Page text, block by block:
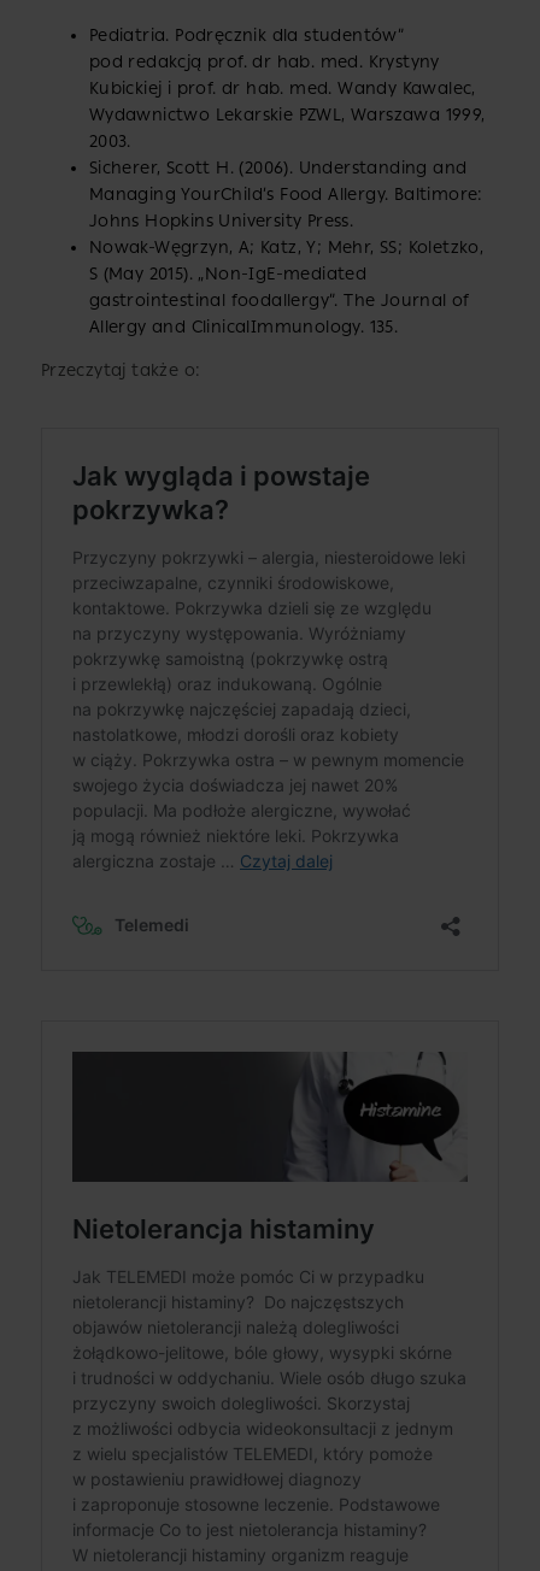
Pediatria. Podręcznik dla studentów”
pod redakcją prof. dr hab. med. Krystyny
Kubickiej i prof. dr hab. med. Wandy Kawalec,
Wydawnictwo Lekarskie PZWL, Warszawa 1999,
2003.
Sicherer, Scott H. (2006). Understanding and
Managing YourChild’s Food Allergy. Baltimore:
Johns Hopkins University Press.
Nowak-Węgrzyn, A; Katz, Y; Mehr, SS; Koletzko,
S (May 2015). „Non-IgE-mediated
gastrointestinal foodallergy”. The Journal of
Allergy and ClinicalImmunology. 135.
Przeczytaj także o: